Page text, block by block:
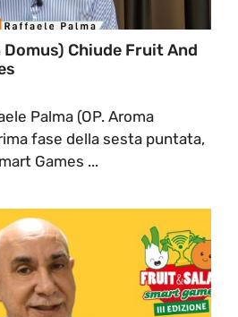
Domus) Chiude Fruit And
Palma (OP. Aroma
fase della sesta puntata,
Games ...